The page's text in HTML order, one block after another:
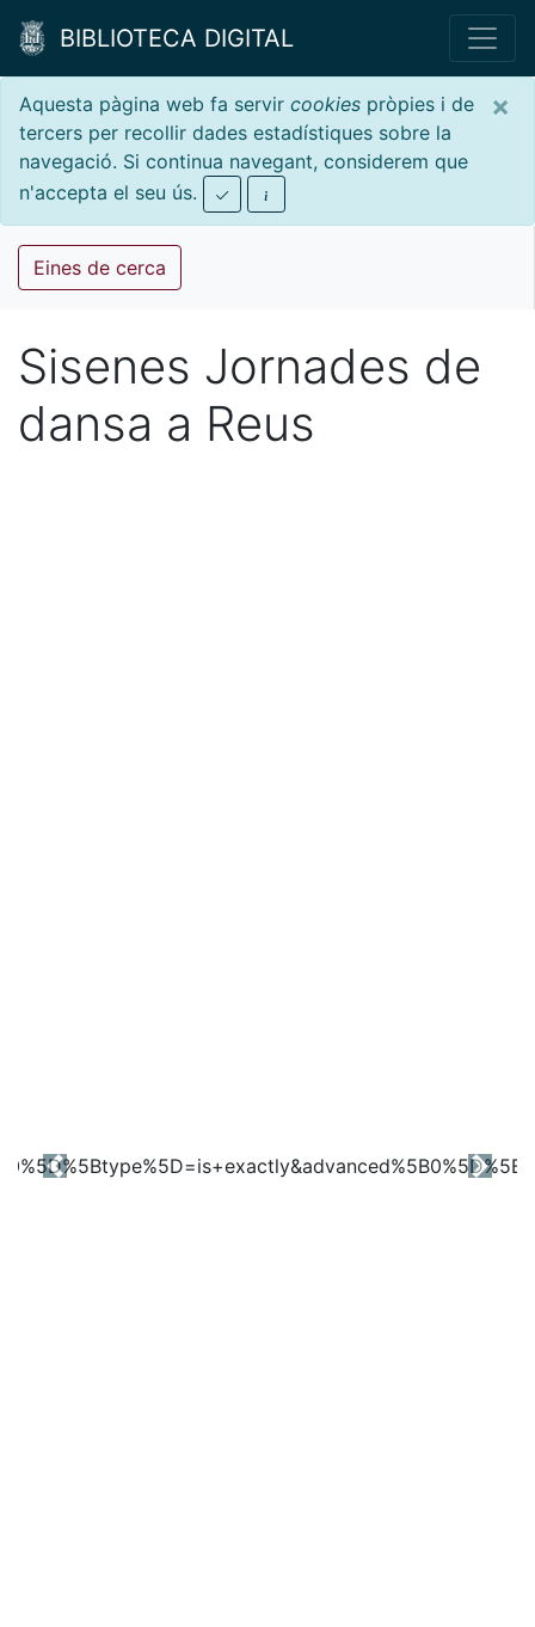
BIBLIOTECA DIGITAL
×
Aquesta pàgina web fa servir cookies pròpies i de
tercers per recollir dades estadístiques sobre la
navegació. Si continua navegant, considerem que
n'accepta el seu ús.
Eines de cerca
Sisenes Jornades de
dansa a Reus
Previous Next